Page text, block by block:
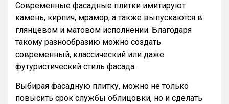
Современные фасадные плитки имитируют
камень, кирпич, мрамор, а также выпускаются в
глянцевом и матовом исполнении. Благодаря
такому разнообразию можно создать
современный, классический или даже
футуристический стиль фасада.
Выбирая фасадную плитку, можно не только
повысить срок службы облицовки, но и сделать